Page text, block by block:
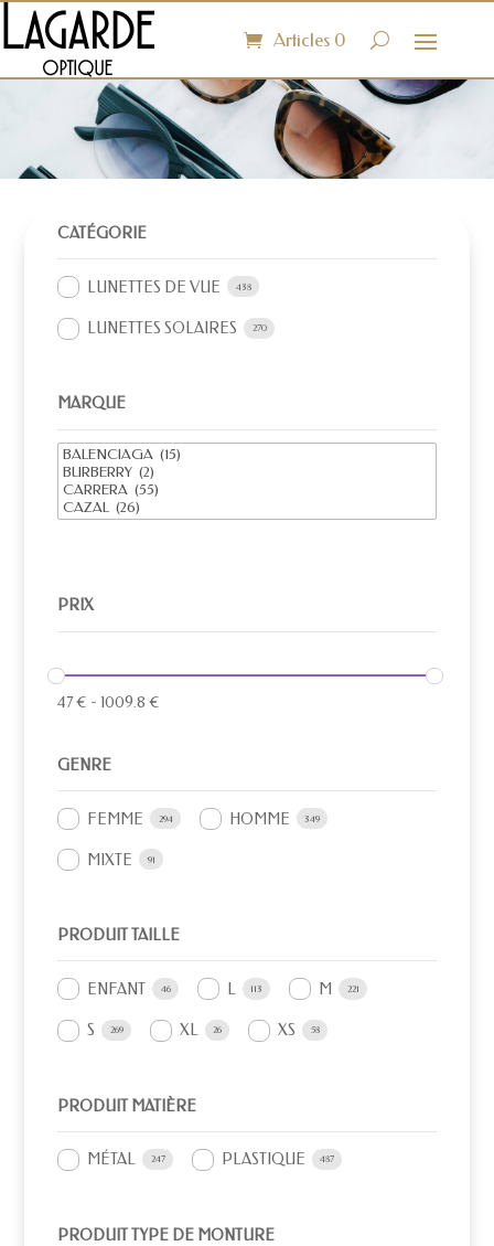
Articles 0
CATÉGORIE
LUNETTES DE VUE 438
LUNETTES SOLAIRES 270
MARQUE
PRIX
47€ - 1009.8 €
GENRE
FEMME 294 HOMME 349
MIXTE 91
PRODUIT TAILLE
ENFANT 46 L 113 M 221
S 269 XL 26 XS 58
PRODUIT MATIÈRE
MÉTAL 247 PLASTIQUE 487
PRODUIT TYPE DE MONTURE